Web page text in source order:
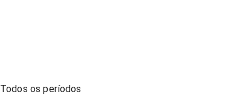
Todos os períodos